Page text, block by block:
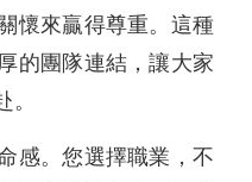
懷來贏得尊重。這種
的團隊連結，讓大家
感。您選擇職業，不